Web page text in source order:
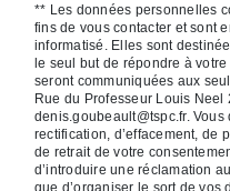
** Les données personnelles
fins de vous contacter et sont
informatisé. Elles sont
le seul but de répondre à
seront communiquées aux
Rue du Professeur Louis Neel
denis.goubeault@tspc.fr. Vous
rectification, d’effacement, de
de retrait de votre
d’introduire une réclamation
que d’organiser le sort de vos